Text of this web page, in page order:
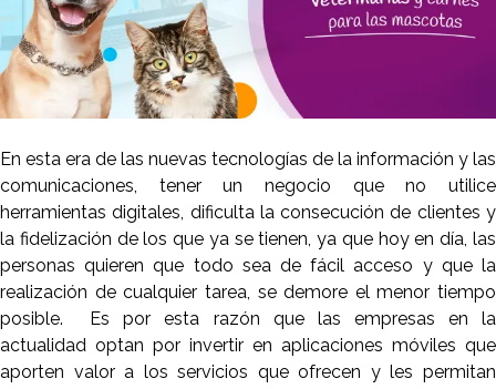
En esta era de las nuevas tecnologías de la información y las
comunicaciones, tener un negocio que no utilice
herramientas digitales, dificulta la consecución de clientes y
la fidelización de los que ya se tienen, ya que hoy en día, las
personas quieren que todo sea de fácil acceso y que la
realización de cualquier tarea, se demore el menor tiempo
posible. Es por esta razón que las empresas en la
actualidad optan por invertir en aplicaciones móviles que
aporten valor a los servicios que ofrecen y les permitan